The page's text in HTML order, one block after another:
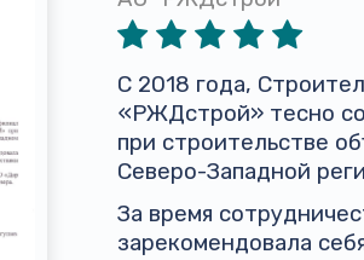
С 2018 года,
«РЖДстрой» тесно
при строительстве
Северо-Западной
За время
зарекомендовала